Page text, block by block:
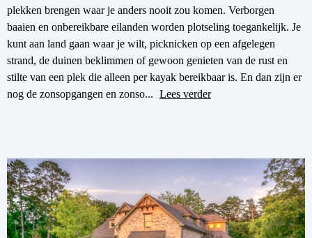
plekken brengen waar je anders nooit zou komen. Verborgen
baaien en onbereikbare eilanden worden plotseling toegankelijk. Je
kunt aan land gaan waar je wilt, picknicken op een afgelegen
strand, de duinen beklimmen of gewoon genieten van de rust en
stilte van een plek die alleen per kayak bereikbaar is. En dan zijn er
nog de zonsopgangen en zonso... Lees verder